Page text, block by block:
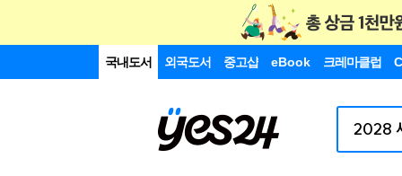
국내도서 외국도서 중고샵 eBook 크레마클럽